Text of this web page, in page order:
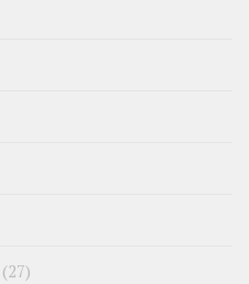
(27)